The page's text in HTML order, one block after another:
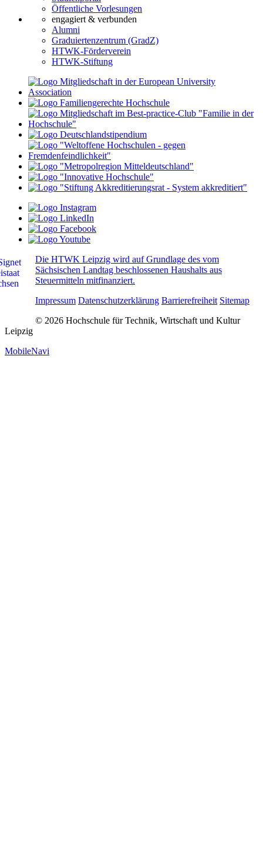
Öffentliche Vorlesungen
engagiert & verbunden
Alumni
Graduiertenzentrum (GradZ)
HTWK-Förderverein
HTWK-Stiftung
Die HTWK Leipzig wird auf Grundlage des vom
Sächsischen Landtag beschlossenen Haushalts aus
Steuermitteln mitfinanziert.
Impressum Datenschutzerklärung Barrierefreiheit Sitemap
© 2026 Hochschule für Technik, Wirtschaft und Kultur
Leipzig
MobileNavi